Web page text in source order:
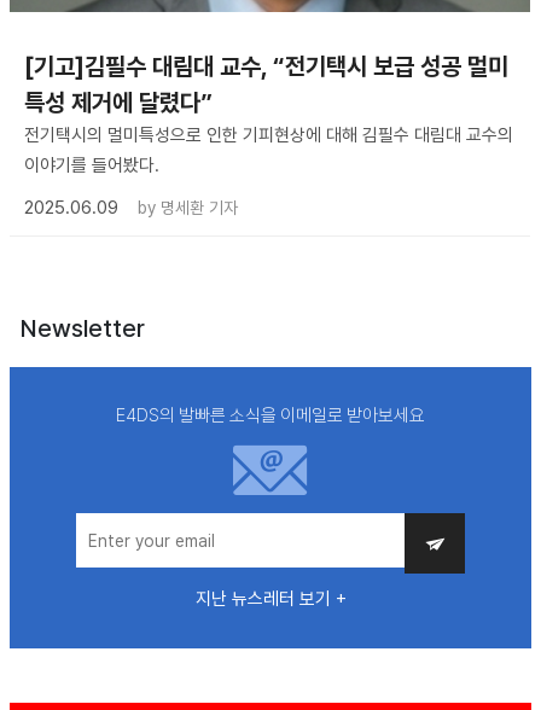
[기고]김필수 대림대 교수, “전기택시 보급 성공 멀미
특성 제거에 달렸다”
전기택시의 멀미특성으로 인한 기피현상에 대해 김필수 대림대 교수의
이야기를 들어봤다.
2025.06.09
by 명세환 기자
Newsletter
E4DS의 발빠른 소식을 이메일로 받아보세요
지난 뉴스레터 보기 +